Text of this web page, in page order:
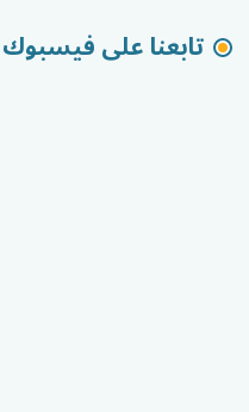
تابعنا على فيسبوك